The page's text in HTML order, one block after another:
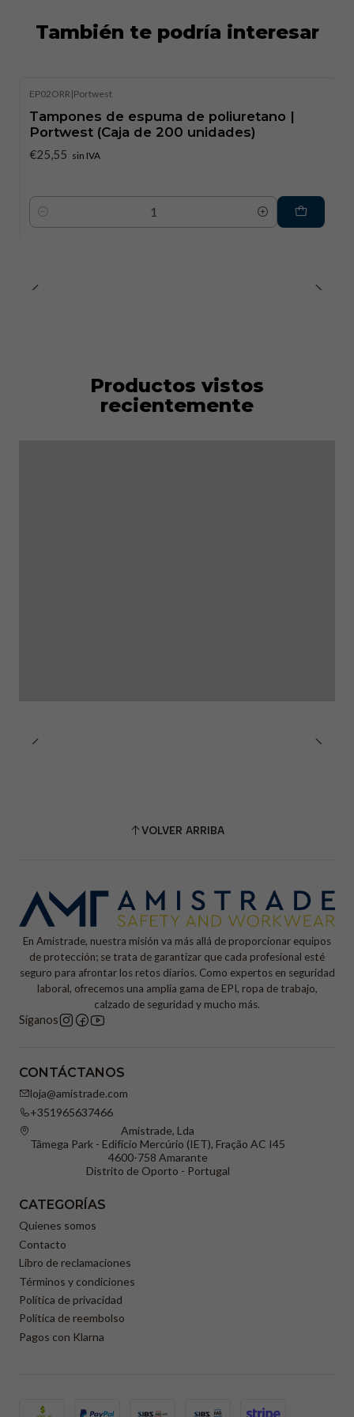
También te podría interesar
EP02ORR |Portwest
Tampones de espuma de poliuretano |
Portwest (Caja de 200 unidades)
€25,55 sin IVA
Cantidad
Productos vistos
recientemente
VOLVER ARRIBA
En Amistrade, nuestra misión va más allá de proporcionar equipos
de protección; se trata de garantizar que cada profesional esté
seguro para afrontar los retos diarios. Como expertos en seguridad
laboral, ofrecemos una amplia gama de EPI, ropa de trabajo,
calzado de seguridad y mucho más.
Síganos
CONTÁCTANOS
loja@amistrade.com
+351965637466
Amistrade, Lda
Tâmega Park - Edifício Mercúrio (IET), Fração AC I45
4600-758 Amarante
Distrito de Oporto - Portugal
CATEGORÍAS
Quienes somos
Contacto
Libro de reclamaciones
Términos y condiciones
Política de privacidad
Política de reembolso
Pagos con Klarna